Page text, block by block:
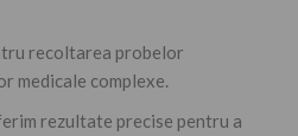
recoltarea probelor
medicale complexe.
rezultate precise pentru a